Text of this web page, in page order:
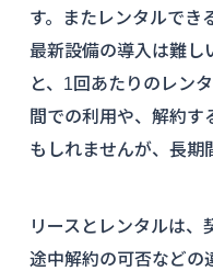
す。またレンタルでき
最新設備の導入は難し
と、1回あたりのレン
間での利用や、解約す
もしれませんが、長期
リースとレンタルは、
途中解約の可否などの